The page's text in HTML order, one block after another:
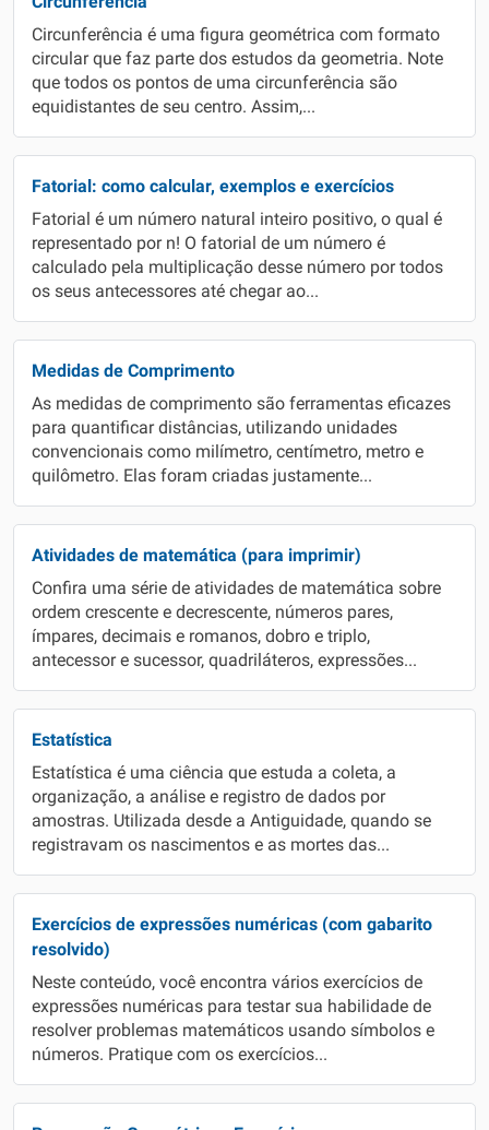
Circunferência é uma figura geométrica com formato
circular que faz parte dos estudos da geometria. Note
que todos os pontos de uma circunferência são
equidistantes de seu centro. Assim,...
Fatorial: como calcular, exemplos e exercícios
Fatorial é um número natural inteiro positivo, o qual é
representado por n! O fatorial de um número é
calculado pela multiplicação desse número por todos
os seus antecessores até chegar ao...
Medidas de Comprimento
As medidas de comprimento são ferramentas eficazes
para quantificar distâncias, utilizando unidades
convencionais como milímetro, centímetro, metro e
quilômetro. Elas foram criadas justamente...
Atividades de matemática (para imprimir)
Confira uma série de atividades de matemática sobre
ordem crescente e decrescente, números pares,
ímpares, decimais e romanos, dobro e triplo,
antecessor e sucessor, quadriláteros, expressões...
Estatística
Estatística é uma ciência que estuda a coleta, a
organização, a análise e registro de dados por
amostras. Utilizada desde a Antiguidade, quando se
registravam os nascimentos e as mortes das...
Exercícios de expressões numéricas (com gabarito
resolvido)
Neste conteúdo, você encontra vários exercícios de
expressões numéricas para testar sua habilidade de
resolver problemas matemáticos usando símbolos e
números. Pratique com os exercícios...